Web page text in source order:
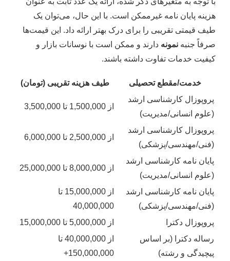
هزینه پایان نامه غیرممکن است. با این حال، می‌توان یک
طیف قیمتی تقریبی را برای درک بهتر ارائه داد. این قیمت‌ها
صرفاً جنبه نمونه دارند و ممکن است با نوسانات بازار و
کیفیت خدمات تفاوت داشته باشند.
خدمت/مقطع تحصیلی
طیف هزینه تقریبی (تومان)
پروپوزال کارشناسی ارشد
(علوم انسانی/مدیریت)
از 1,500,000 تا 3,500,000
پروپوزال کارشناسی ارشد
(فنی/مهندسی/پزشکی)
از 2,500,000 تا 6,000,000
پایان نامه کارشناسی ارشد
(علوم انسانی/مدیریت)
از 8,000,000 تا 25,000,000
پایان نامه کارشناسی ارشد
(فنی/مهندسی/پزشکی)
از 15,000,000 تا
40,000,000
پروپوزال دکترا
از 5,000,000 تا 15,000,000
رساله دکترا (بر اساس
پیچیدگی و رشته)
از 40,000,000 تا
150,000,000+